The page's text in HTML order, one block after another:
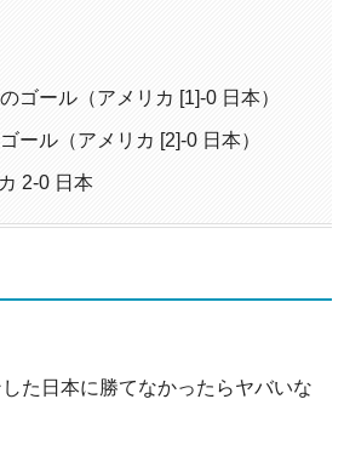
ゴール（アメリカ [1]-0 日本）
ール（アメリカ [2]-0 日本）
2-0 日本
た日本に勝てなかったらヤバいな